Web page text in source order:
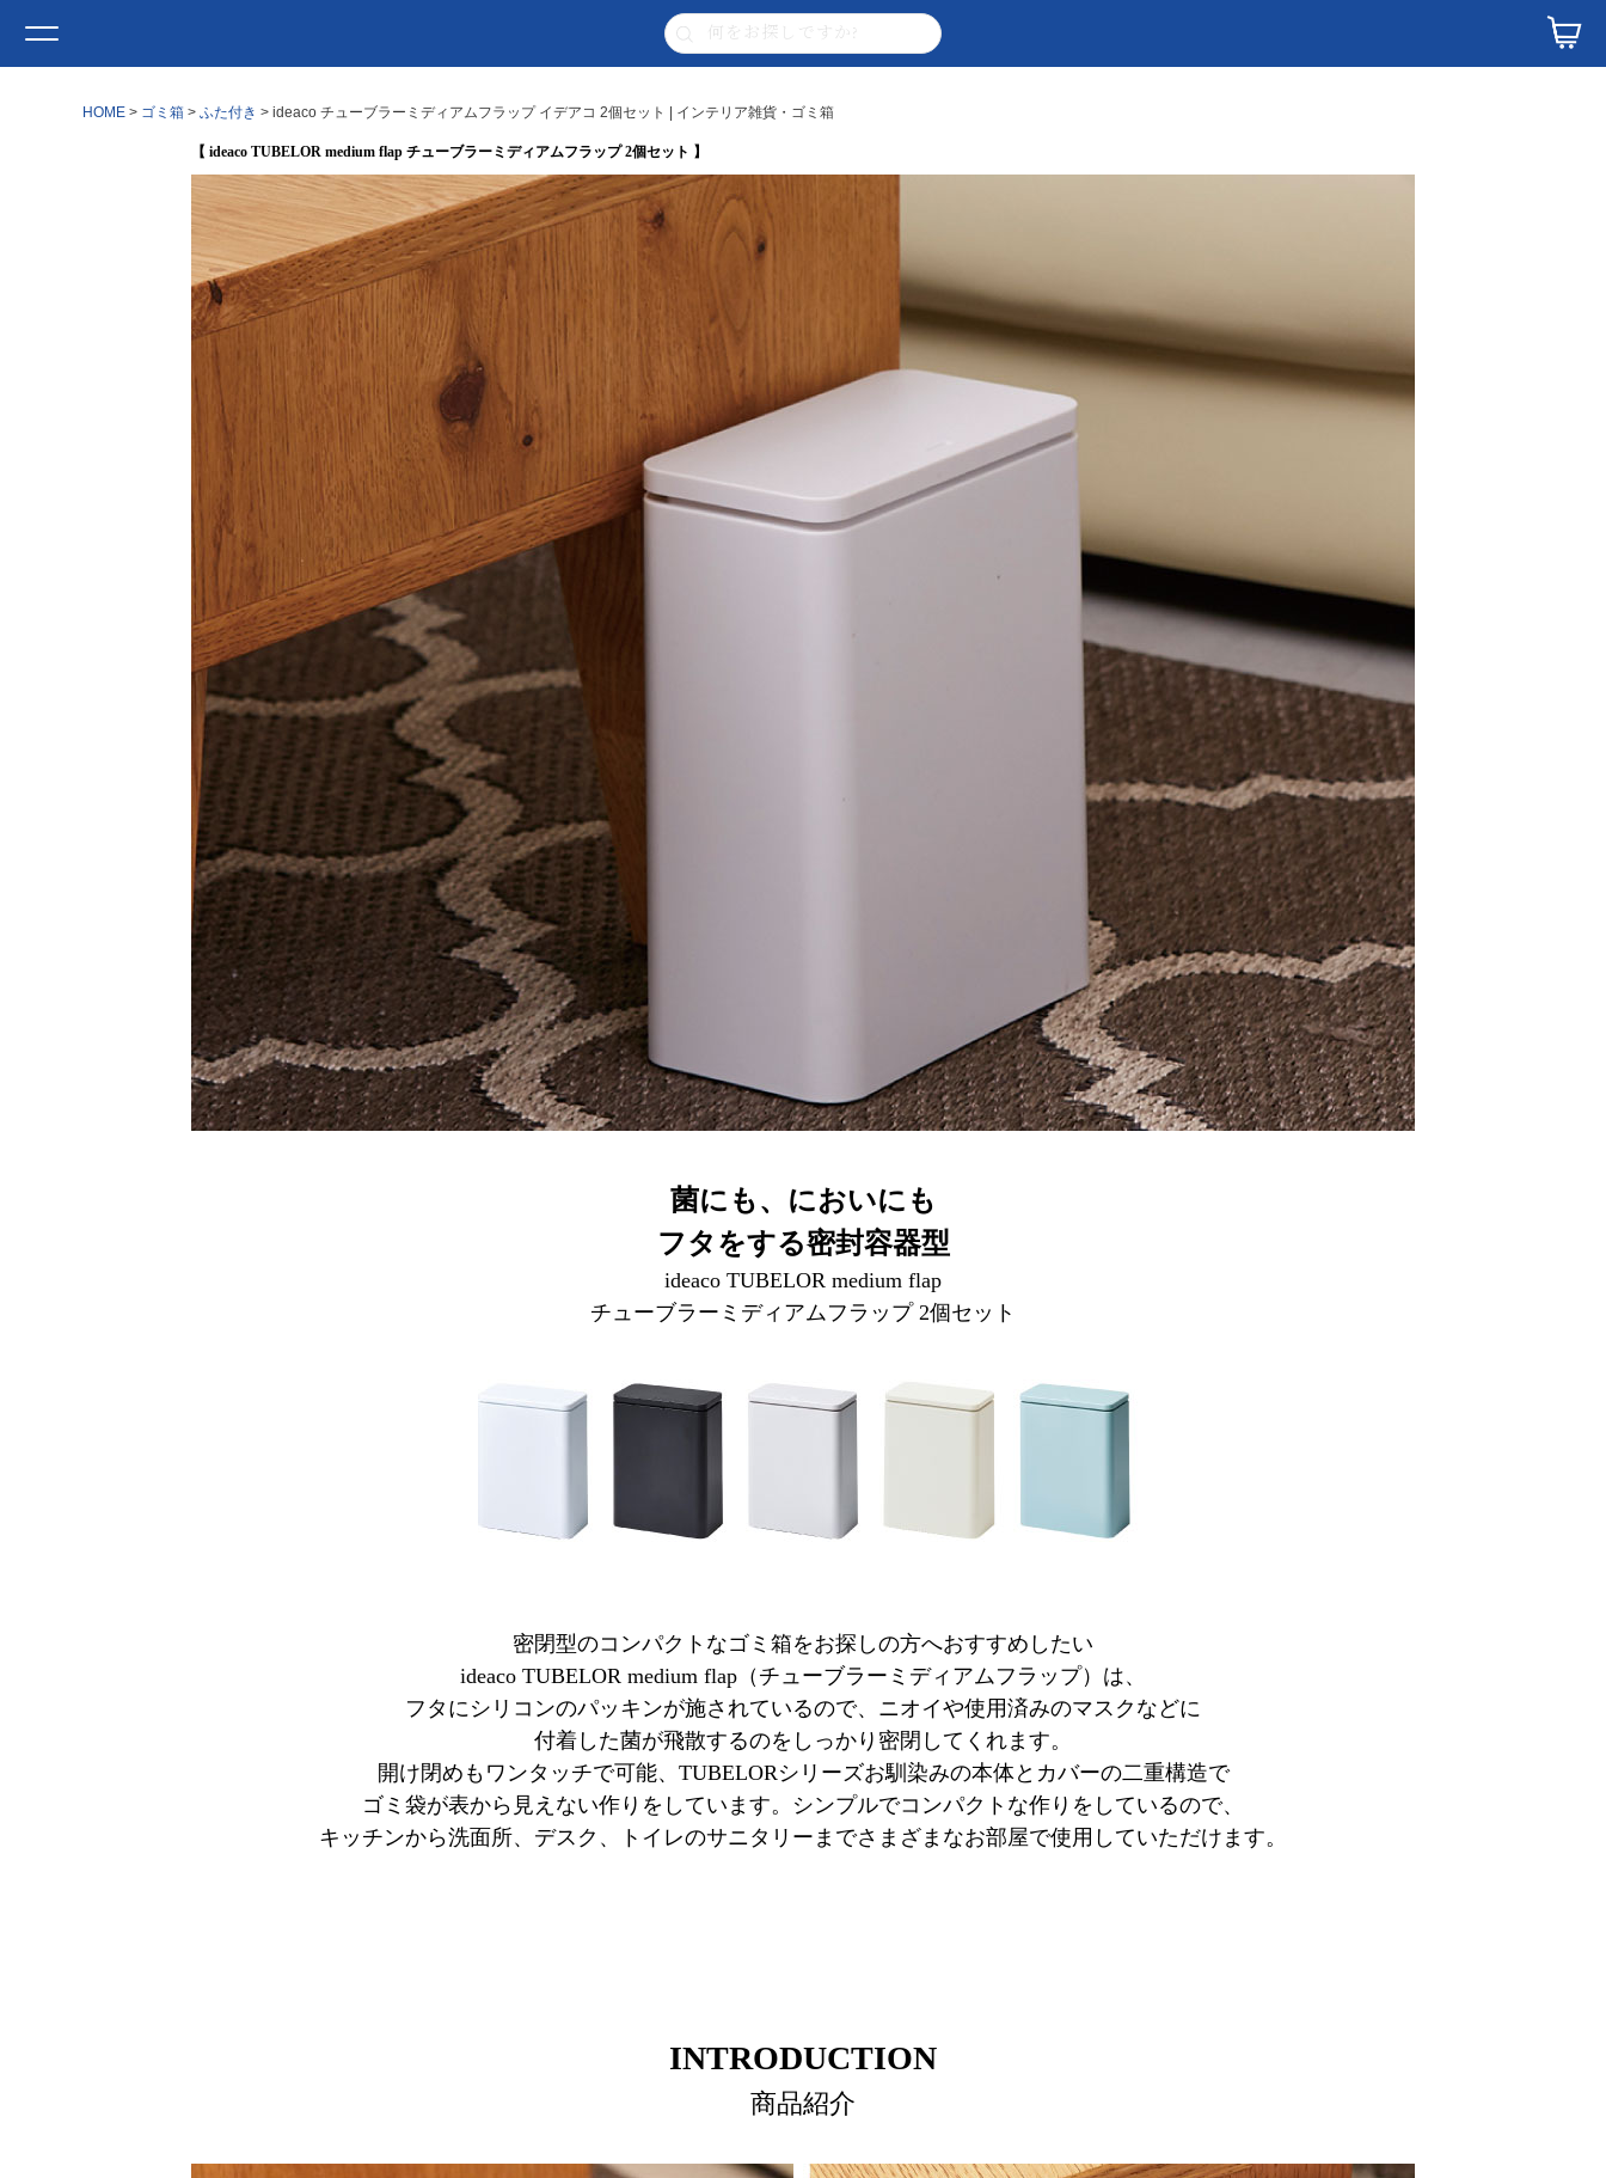
HOME ゴミ箱 ふた付き ideaco チューブラーミディアムフラップ イデアコ 2個セット | インテリア雑貨・ゴミ箱
【 ideaco TUBELOR medium flap チューブラーミディアムフラップ 2個セット 】
菌にも、においにも
フタをする密封容器型
ideaco TUBELOR medium flap
チューブラーミディアムフラップ 2個セット
密閉型のコンパクトなゴミ箱をお探しの方へおすすめしたい
ideaco TUBELOR medium flap（チューブラーミディアムフラップ）は、
フタにシリコンのパッキンが施されているので、ニオイや使用済みのマスクなどに
付着した菌が飛散するのをしっかり密閉してくれます。
開け閉めもワンタッチで可能、TUBELORシリーズお馴染みの本体とカバーの二重構造で
ゴミ袋が表から見えない作りをしています。シンプルでコンパクトな作りをしているので、
キッチンから洗面所、デスク、トイレのサニタリーまでさまざまなお部屋で使用していただけます。
INTRODUCTION
商品紹介